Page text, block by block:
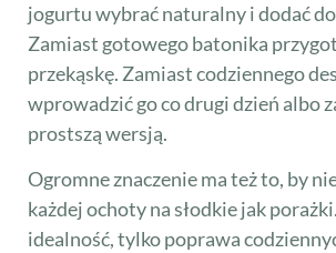
jogurtu wybrać naturalny i dodać
Zamiast gotowego batonika
przekąskę. Zamiast codziennego
wprowadzić go co drugi dzień albo
prostszą wersją.
Ogromne znaczenie ma też to, by
każdej ochoty na słodkie jak
idealność, tylko poprawa